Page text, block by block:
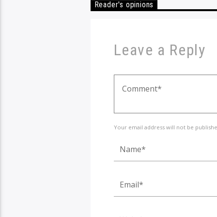
Reader's opinions
Leave a Reply
Your email address will not be